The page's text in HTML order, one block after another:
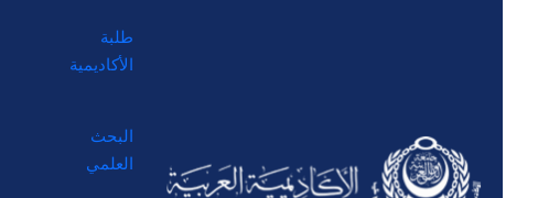
طلبة
الأكاديمية
البحث
العلمي